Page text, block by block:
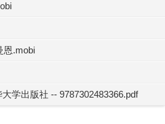
恩.mobi
学出版社 -- 9787302483366.pdf